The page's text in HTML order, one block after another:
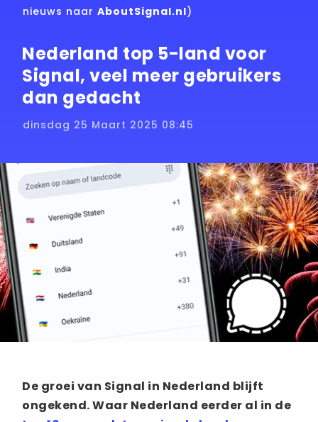
nieuws naarAboutSignal.nl)
Nederland top 5-land voor
Signal, veel meer gebruikers
dan gedacht
dinsdag 25 Maart 2025 08:45
De groei van Signal in Nederland blijft
ongekend. Waar Nederland eerder al in de